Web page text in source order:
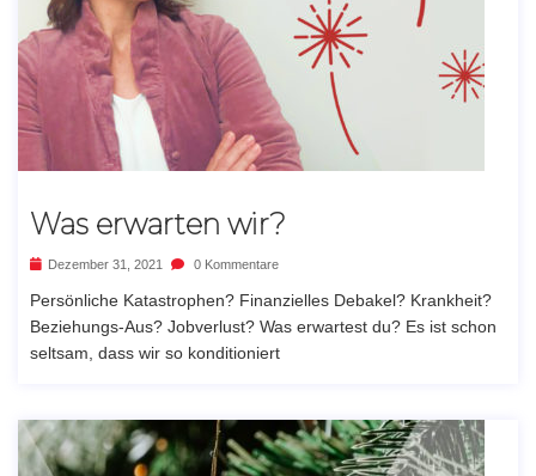
Was erwarten wir?
Dezember 31, 2021 0 Kommentare
Persönliche Katastrophen? Finanzielles Debakel? Krankheit?
Beziehungs-Aus? Jobverlust? Was erwartest du? Es ist schon
seltsam, dass wir so konditioniert